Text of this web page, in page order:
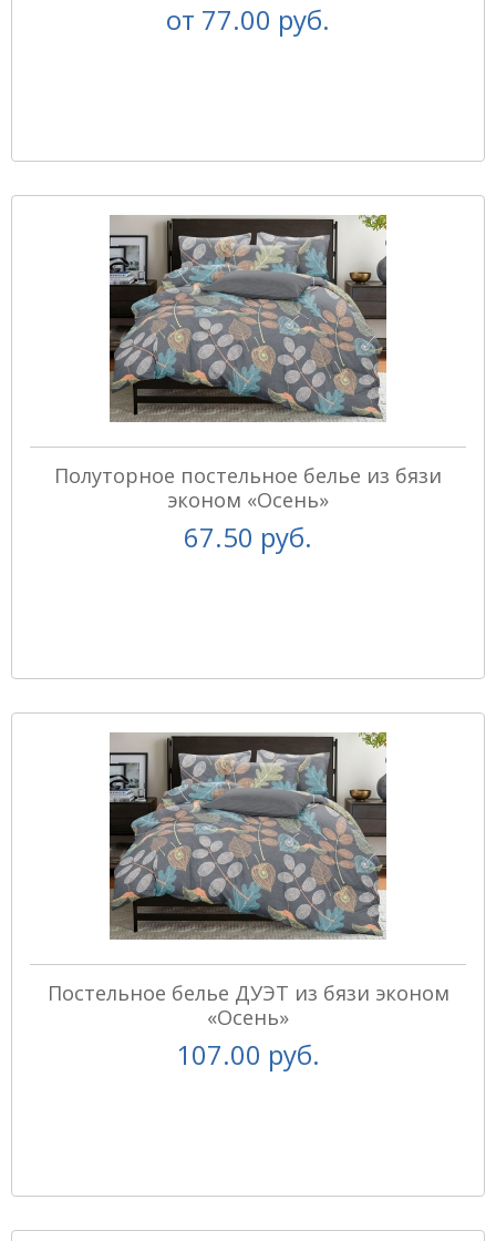
от 77.00 руб.
Полуторное постельное белье из бязи
эконом «Осень»
67.50 руб.
Постельное белье ДУЭТ из бязи эконом
«Осень»
107.00 руб.